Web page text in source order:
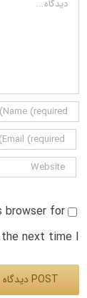
browser for
the next time I دیدگاه.